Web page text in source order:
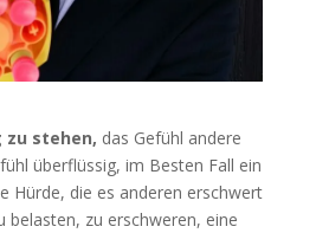
zu stehen, das Gefühl andere
überflüssig, im Besten Fall ein
Hürde, die es anderen erschwert
belasten, zu erschweren, eine